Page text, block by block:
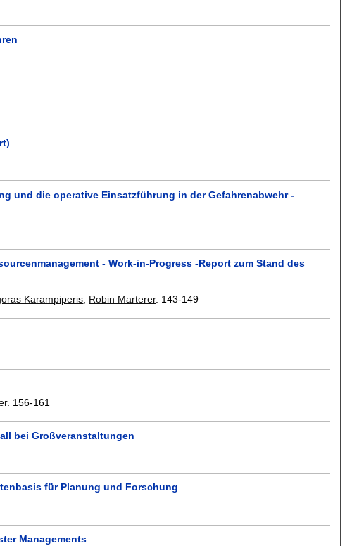
und die operative Einsatzführung in der Gefahrenabwehr -
- Work-in-Progress -Report zum Stand des
Karampiperis Robin Marterer. 143-149
. 156-161
bei Großveranstaltungen
für Planung und Forschung
Managements